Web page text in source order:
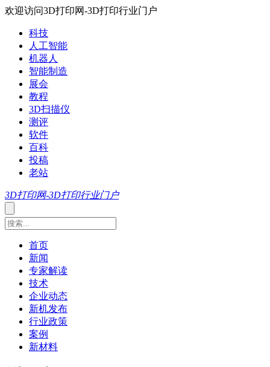
欢迎访问3D打印网-3D打印行业门户
科技
人工智能
机器人
智能制造
展会
教程
3D扫描仪
测评
软件
百科
投稿
老站
3D打印网-3D打印行业门户
首页
新闻
专家解读
技术
企业动态
新机发布
行业政策
案例
新材料